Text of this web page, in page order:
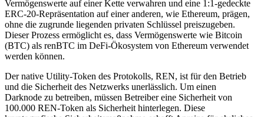
Vermögenswerte auf einer Kette verwahren und eine 1:1-gedeckte
ERC-20-Repräsentation auf einer anderen, wie Ethereum, prägen,
ohne die zugrunde liegenden privaten Schlüssel preiszugeben.
Dieser Prozess ermöglicht es, dass Vermögenswerte wie Bitcoin
(BTC) als renBTC im DeFi-Ökosystem von Ethereum verwendet
werden können.
Der native Utility-Token des Protokolls, REN, ist für den Betrieb
und die Sicherheit des Netzwerks unerlässlich. Um einen
Darknode zu betreiben, müssen Betreiber eine Sicherheit von
100.000 REN-Token als Sicherheit hinterlegen. Diese